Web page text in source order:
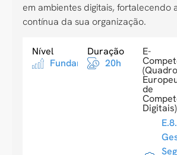
em ambientes digitais, fortalecendo
contínua da sua organização.
Nível
Fundamental
Duração
20h
E-
(Quadro
de
Digitais)
E.8.